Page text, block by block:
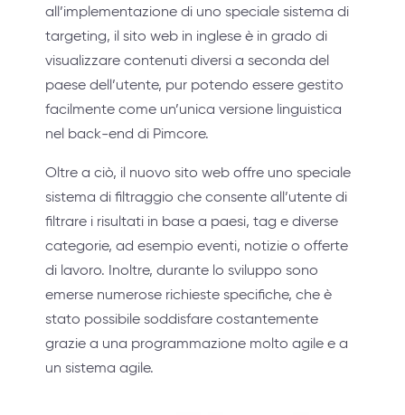
all’implementazione di uno speciale sistema di
targeting, il sito web in inglese è in grado di
visualizzare contenuti diversi a seconda del
paese dell’utente, pur potendo essere gestito
facilmente come un’unica versione linguistica
nel back-end di Pimcore.
Oltre a ciò, il nuovo sito web offre uno speciale
sistema di filtraggio che consente all’utente di
filtrare i risultati in base a paesi, tag e diverse
categorie, ad esempio eventi, notizie o offerte
di lavoro. Inoltre, durante lo sviluppo sono
emerse numerose richieste specifiche, che è
stato possibile soddisfare costantemente
grazie a una programmazione molto agile e a
un sistema agile.